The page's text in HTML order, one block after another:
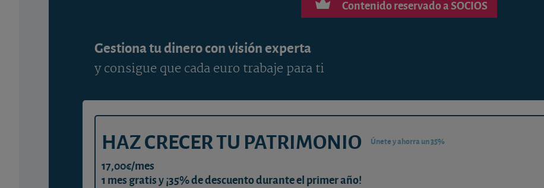
Contenido reservado a SOCIOS
Gestiona tu dinero con visión experta
y consigue que cada euro trabaje para ti
HAZ CRECER TU PATRIMONIO Únete y ahorra un 35%
17,00€/mes
1 mes gratis y ¡35% de descuento durante el primer año!